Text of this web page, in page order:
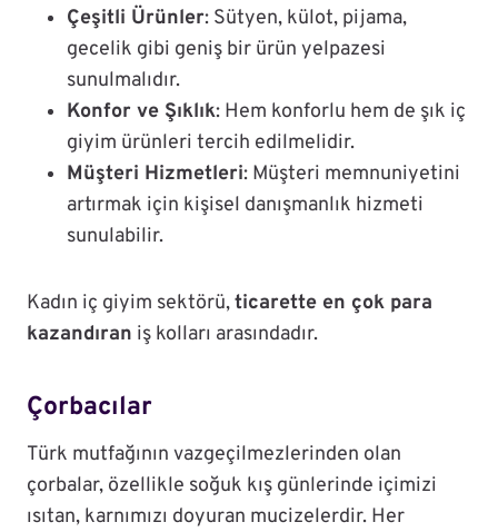
Çeşitli Ürünler: Sütyen, külot, pijama,
gecelik gibi geniş bir ürün yelpazesi
sunulmalıdır.
Konfor ve Şıklık: Hem konforlu hem de şık iç
giyim ürünleri tercih edilmelidir.
Müşteri Hizmetleri: Müşteri memnuniyetini
artırmak için kişisel danışmanlık hizmeti
sunulabilir.
Kadın iç giyim sektörü,ticarette en çok para
kazandıran iş kolları arasındadır.
Çorbacılar
Türk mutfağının vazgeçilmezlerinden olan
çorbalar, özellikle soğuk kış günlerinde içimizi
ısıtan, karnımızı doyuran mucizelerdir. Her